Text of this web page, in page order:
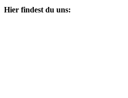
Hier findest du uns: